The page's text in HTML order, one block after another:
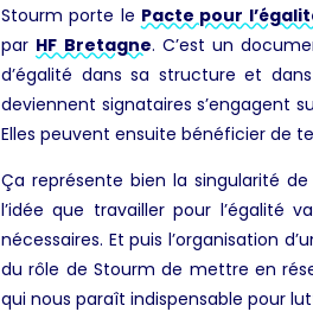
Stourm porte le Pacte pour
par HF Bretagne. C’est un
d’égalité dans sa structure et
deviennent signataires s’engagent
Elles peuvent ensuite bénéficier de
Ça représente bien la singularité
l’idée que travailler pour l’égalité
nécessaires. Et puis l’organisation
du rôle de Stourm de mettre en
qui nous paraît indispensable pour